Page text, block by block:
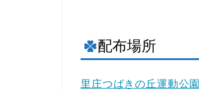
配布場所
里庄つばきの丘運動公園